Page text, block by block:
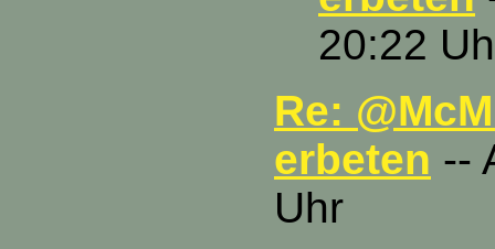
20:22
Re:
erbeten --
Uhr